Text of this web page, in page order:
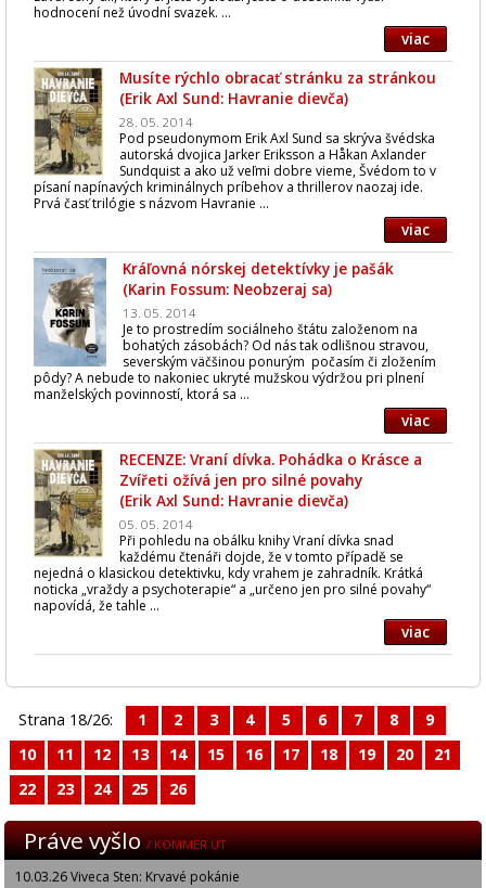
hodnocení než úvodní svazek. ...
viac
Musíte rýchlo obracať stránku za stránkou
(Erik Axl Sund: Havranie dievča)
28. 05. 2014
Pod pseudonymom Erik Axl Sund sa skrýva švédska
autorská dvojica Jarker Eriksson a Håkan Axlander
Sundquist a ako už veľmi dobre vieme, Švédom to v
písaní napínavých kriminálnych príbehov a thrillerov naozaj ide.
Prvá časť trilógie s názvom Havranie ...
viac
Kráľovná nórskej detektívky je pašák
(Karin Fossum: Neobzeraj sa)
13. 05. 2014
Je to prostredím sociálneho štátu založenom na
bohatých zásobách? Od nás tak odlišnou stravou,
severským väčšinou ponurým počasím či zložením
pôdy? A nebude to nakoniec ukryté mužskou výdržou pri plnení
manželských povinností, ktorá sa ...
viac
RECENZE: Vraní dívka. Pohádka o Krásce a
Zvířeti ožívá jen pro silné povahy
(Erik Axl Sund: Havranie dievča)
05. 05. 2014
Při pohledu na obálku knihy Vraní dívka snad
každému čtenáři dojde, že v tomto případě se
nejedná o klasickou detektivku, kdy vrahem je zahradník. Krátká
noticka „vraždy a psychoterapie“ a „určeno jen pro silné povahy“
napovídá, že tahle ...
viac
Strana 18/26: 1 2 3 4 5 6 7 8
9
10
11 12 13 14 15 16 17 18 19 20
21
22
23 24 25 26
Práve vyšlo/ KOMMER UT
10.03.26 Viveca Sten: Krvavé pokánie